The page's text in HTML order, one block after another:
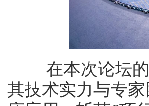
在本次论坛的
其技术实力与专